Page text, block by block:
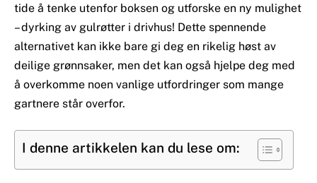
tide å tenke utenfor boksen og utforske en ny mulighet
– dyrking av gulrøtter i drivhus! Dette spennende
alternativet kan ikke bare gi deg en rikelig høst av
deilige grønnsaker, men det kan også hjelpe deg med
å overkomme noen vanlige utfordringer som mange
gartnere står overfor.
I denne artikkelen kan du lese om: